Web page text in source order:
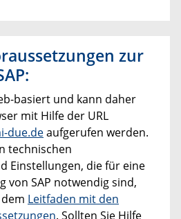
zur
basiert und kann daher
mit Hilfe der URL
due.deaufgerufen werden.
technischen
Einstellungen, die für eine
von SAP notwendig sind,
Leitfaden mit den
. Sollten Sie Hilfe